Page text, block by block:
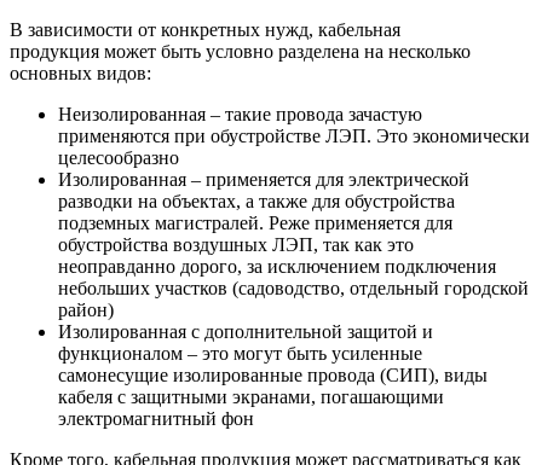
В зависимости от конкретных нужд, кабельная
продукция может быть условно разделена на несколько
основных видов:
Неизолированная – такие провода зачастую
применяются при обустройстве ЛЭП. Это экономически
целесообразно
Изолированная – применяется для электрической
разводки на объектах, а также для обустройства
подземных магистралей. Реже применяется для
обустройства воздушных ЛЭП, так как это
неоправданно дорого, за исключением подключения
небольших участков (садоводство, отдельный городской
район)
Изолированная с дополнительной защитой и
функционалом – это могут быть усиленные
самонесущие изолированные провода (СИП), виды
кабеля с защитными экранами, погашающими
электромагнитный фон
Кроме того, кабельная продукция может рассматриваться как